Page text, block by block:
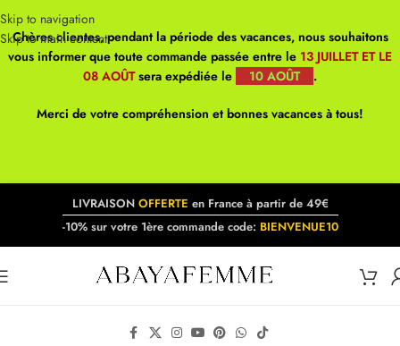
Skip to navigation
Skip to main content
Chères clientes, pendant la période des vacances, nous souhaitons
vous informer que toute commande passée entre le 13 JUILLET ET LE
08 AOÛTsera expédiée le 10 AOÛT .
Merci de votre compréhension et bonnes vacances à tous!
LIVRAISON OFFERTE en France à partir de 49€
-10% sur votre 1ère commande code: BIENVENUE10